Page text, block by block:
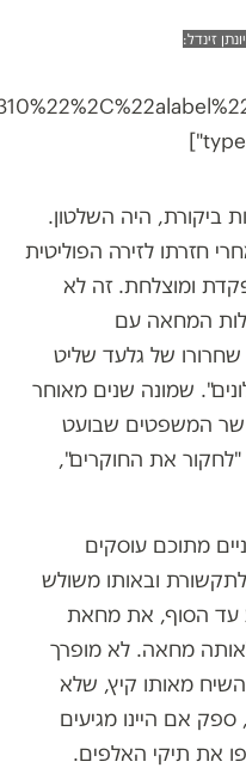
ביקורת, היה השלטון.
אחרי חזרתו לזירה הפוליטית
ומוצלחת. זה לא
המחאה עם
של גלעד שליט
שמונה שנים מאוחר
שר המשפטים שבועט
את החוקרים",
מתוכם עוסקים
ובאותו משולש
עד הסוף, את מחאת
לאותה מחאה. לא מופרך
מאותו קיץ, שלא
אם היינו מגיעים
את תיקי האלפים.